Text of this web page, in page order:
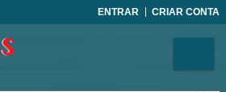
ENTRAR CRIAR CONTA